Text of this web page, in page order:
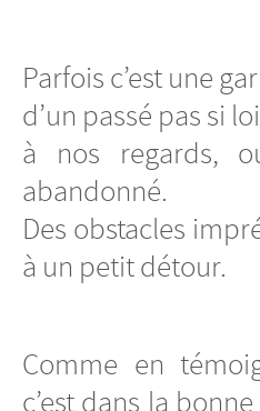
Parfois c’est une
d’un passé pas si
à nos regards,
abandonné.
Des obstacles
à un petit détour.
Comme en
c’est dans la